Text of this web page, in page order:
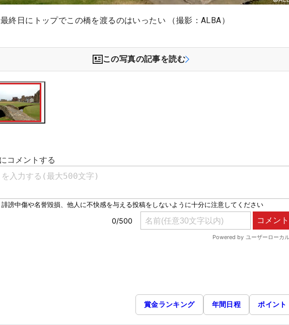
最終日にトップでこの橋を渡るのはいったい （撮影：ALBA）
この写真の記事を読む
賞金ランキング 年間日程 ポイント